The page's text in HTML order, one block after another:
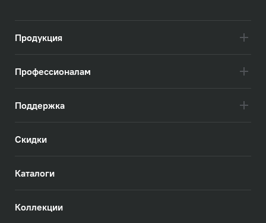
Продукция
Профессионалам
Поддержка
Скидки
Каталоги
Коллекции